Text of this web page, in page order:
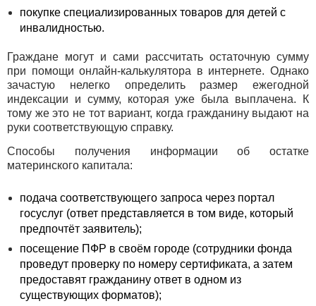
покупке специализированных товаров для детей с
инвалидностью.
Граждане могут и сами рассчитать остаточную сумму
при помощи онлайн-калькулятора в интернете. Однако
зачастую нелегко определить размер ежегодной
индексации и сумму, которая уже была выплачена. К
тому же это не тот вариант, когда гражданину выдают на
руки соответствующую справку.
Способы получения информации об остатке
материнского капитала:
подача соответствующего запроса через портал
госуслуг (ответ представляется в том виде, который
предпочтёт заявитель);
посещение ПФР в своём городе (сотрудники фонда
проведут проверку по номеру сертификата, а затем
предоставят гражданину ответ в одном из
существующих форматов);